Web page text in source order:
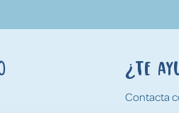
¿Te
Contacta